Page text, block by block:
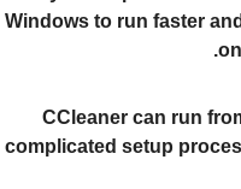
Windows to run faster
CCleaner can run
complicated setup